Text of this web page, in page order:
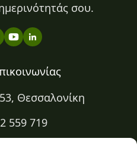
σου.
Θεσσαλονίκη
559 719